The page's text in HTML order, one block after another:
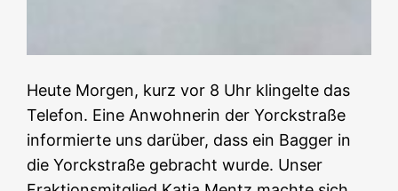
Heute Morgen, kurz vor 8 Uhr klingelte das
Telefon. Eine Anwohnerin der Yorckstraße
informierte uns darüber, dass ein Bagger in
die Yorckstraße gebracht wurde. Unser